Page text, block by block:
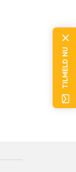
TILMELD NU